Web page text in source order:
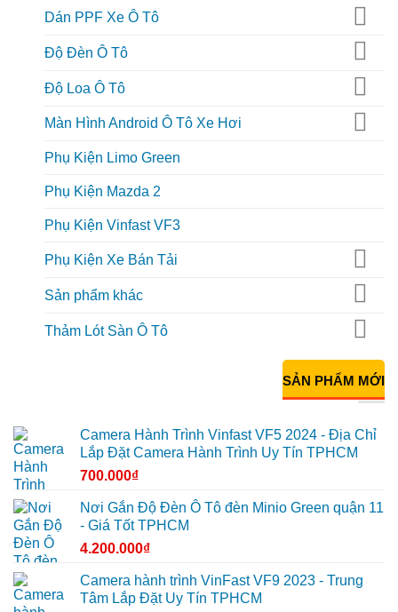
Dán PPF Xe Ô Tô
Độ Đèn Ô Tô
Độ Loa Ô Tô
Màn Hình Android Ô Tô Xe Hơi
Phụ Kiện Limo Green
Phụ Kiện Mazda 2
Phụ Kiện Vinfast VF3
Phụ Kiện Xe Bán Tải
Sản phẩm khác
Thảm Lót Sàn Ô Tô
SẢN PHẨM MỚI
Camera Hành Trình Vinfast VF5 2024 - Địa Chỉ
Lắp Đặt Camera Hành Trình Uy Tín TPHCM
700.000₫
Nơi Gắn Độ Đèn Ô Tô đèn Minio Green quận 11
- Giá Tốt TPHCM
4.200.000₫
Camera hành trình VinFast VF9 2023 - Trung
Tâm Lắp Đặt Uy Tín TPHCM